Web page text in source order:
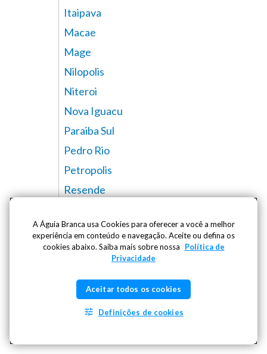
Itaipava
Macae
Mage
Nilopolis
Niteroi
Nova Iguacu
Paraiba Sul
Pedro Rio
Petropolis
Resende
São Joao Meriti
Teresopolis
Vassouras
Volta Redonda
A Águia Branca usa Cookies para oferecer a você a melhor
experiência em conteúdo e navegação. Aceite ou defina os
cookies abaixo. Saiba mais sobre nossa
Política de
Privacidade
Aceitar todos os cookies
Definições de cookies